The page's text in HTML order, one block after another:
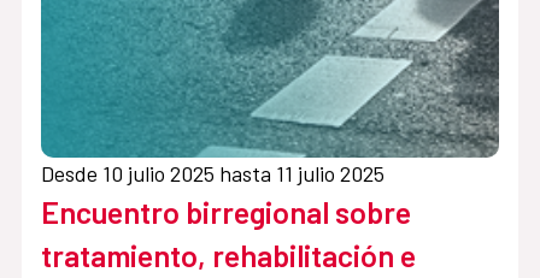
Desde 10 julio 2025 hasta 11 julio 2025
Encuentro birregional sobre
tratamiento, rehabilitación e